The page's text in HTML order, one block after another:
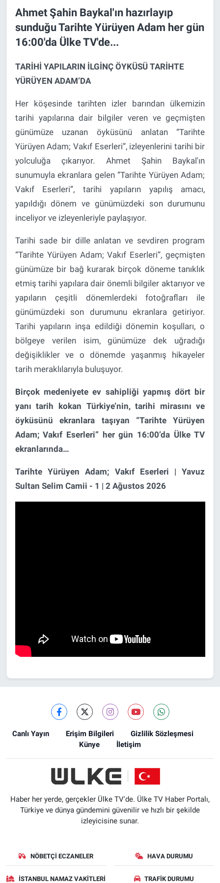
Ahmet Şahin Baykal'ın hazırlayıp
sunduğu Tarihte Yürüyen Adam her gün
16:00'da Ülke TV'de...
TARİHİ YAPILARIN İLGİNÇ ÖYKÜSÜ TARİHTE
YÜRÜYEN ADAM’DA
Her köşesinde tarihten izler barından ülkemizin
tarihi yapılarına dair bilgiler veren ve geçmişten
günümüze uzanan öyküsünü anlatan “Tarihte
Yürüyen Adam; Vakıf Eserleri”, izleyenlerini tarihi bir
yolculuğa çıkarıyor. Ahmet Şahin Baykal'ın
sunumuyla ekranlara gelen “Tarihte Yürüyen Adam;
Vakıf Eserleri”, tarihi yapıların yapılış amacı,
yapıldığı dönem ve günümüzdeki son durumunu
inceliyor ve izleyenleriyle paylaşıyor.
Tarihi sade bir dille anlatan ve sevdiren program
“Tarihte Yürüyen Adam; Vakıf Eserleri”, geçmişten
günümüze bir bağ kurarak birçok döneme tanıklık
etmiş tarihi yapılara dair önemli bilgiler aktarıyor ve
yapıların çeşitli dönemlerdeki fotoğrafları ile
günümüzdeki son durumunu ekranlara getiriyor.
Tarihi yapıların inşa edildiği dönemin koşulları, o
bölgeye verilen isim, günümüze dek uğradığı
değişiklikler ve o dönemde yaşanmış hikayeler
tarih meraklılarıyla buluşuyor.
Birçok medeniyete ev sahipliği yapmış dört bir
yanı tarih kokan Türkiye’nin, tarihi mirasını ve
öyküsünü ekranlara taşıyan “Tarihte Yürüyen
Adam; Vakıf Eserleri” her gün 16:00’da Ülke TV
ekranlarında…
Tarihte Yürüyen Adam; Vakıf Eserleri | Yavuz
Sultan Selim Camii - 1 | 2 Ağustos 2026
Canlı Yayın Erişim Bilgileri
Gizlilik Sözleşmesi
Künye
İletişim
Haber her yerde, gerçekler Ülke TV'de. Ülke TV Haber Portalı,
Türkiye ve dünya gündemini güvenilir ve hızlı bir şekilde
izleyicisine sunar.
NÖBETÇI ECZANELER HAVA DURUMU
İSTANBUL NAMAZ VAKITLERI TRAFIK DURUMU